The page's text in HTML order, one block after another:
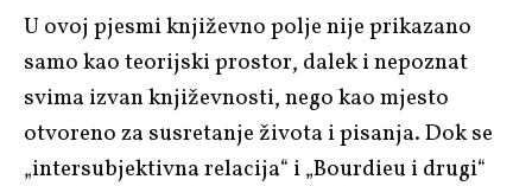
U ovoj pjesmi književno polje nije prikazano
samo kao teorijski prostor, dalek i nepoznat
svima izvan književnosti, nego kao mjesto
otvoreno za susretanje života i pisanja. Dok se
„intersubjektivna relacija“ i „Bourdieu i drugi“